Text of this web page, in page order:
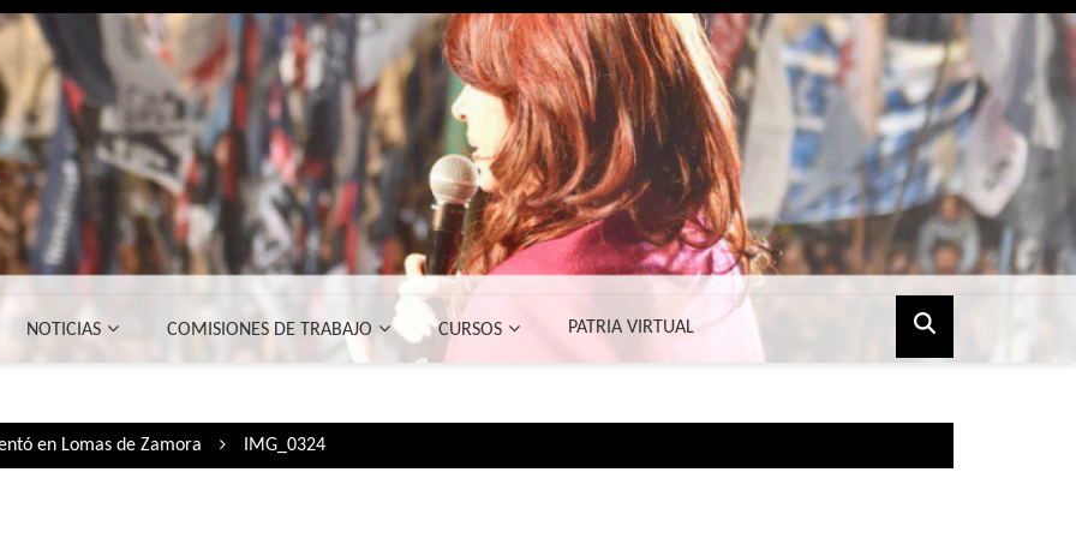
NOTICIAS COMISIONES DE TRABAJO CURSOS PATRIA VIRTUAL
en Lomas de Zamora IMG_0324